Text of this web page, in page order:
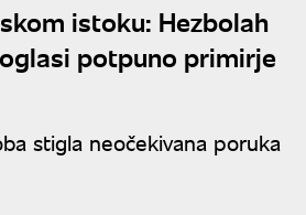
istoku: Hezbolah
potpuno primirje
stigla neočekivana poruka